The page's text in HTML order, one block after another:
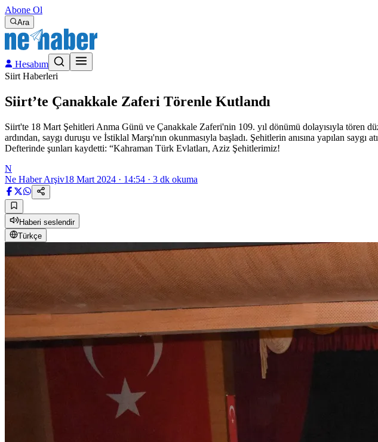
Abone Ol
Ara
Hesabım
Siirt Haberleri
Siirt’te Çanakkale Zaferi Törenle Kutlandı
Siirt'te 18 Mart Şehitleri Anma Günü ve Çanakkale Zaferi'nin 109. yıl dönümü dolayısıyla tören
ardından, saygı duruşu ve İstiklal Marşı'nın okunmasıyla başladı. Şehitlerin anısına yapılan
Defterinde şunları kaydetti: “Kahraman Türk Evlatları, Aziz Şehitlerimiz!
N
Ne Haber Arşiv18 Mart 2024 · 14:54 · 3 dk okuma
Haberi seslendir
Türkçe